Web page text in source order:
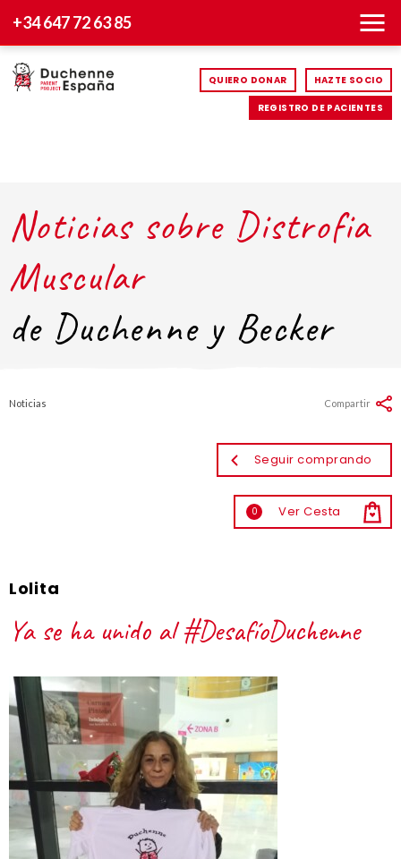
+34 647 72 63 85
QUIERO DONAR HAZTE SOCIO
REGISTRO DE PACIENTES
Noticias sobre Distrofia
Muscular
de Duchenne y Becker
Noticias
Seguir comprando
0 Ver Cesta
Compartir
Lolita
Ya se ha unido al #DesafíoDuchenne